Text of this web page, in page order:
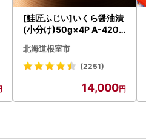
[鮭匠ふじい]いくら醤油漬
(小分け)50g×4P A-4209
北海道根室市
(2251)
14,000